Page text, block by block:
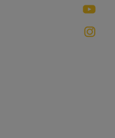
You Tube
instagram